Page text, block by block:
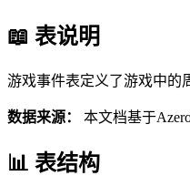
📖 表说明
游戏事件表定义了游戏中的
数据来源： 本文档基于
📊 表结构